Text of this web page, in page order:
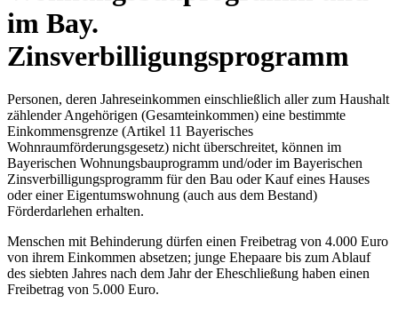
im Bay.
Zinsverbilligungsprogramm
Personen, deren Jahreseinkommen einschließlich aller zum Haushalt
zählender Angehörigen (Gesamteinkommen) eine bestimmte
Einkommensgrenze (Artikel 11 Bayerisches
Wohnraumförderungsgesetz) nicht überschreitet, können im
Bayerischen Wohnungsbauprogramm und/oder im Bayerischen
Zinsverbilligungsprogramm für den Bau oder Kauf eines Hauses
oder einer Eigentumswohnung (auch aus dem Bestand)
Förderdarlehen erhalten.
Menschen mit Behinderung dürfen einen Freibetrag von 4.000 Euro
von ihrem Einkommen absetzen; junge Ehepaare bis zum Ablauf
des siebten Jahres nach dem Jahr der Eheschließung haben einen
Freibetrag von 5.000 Euro.